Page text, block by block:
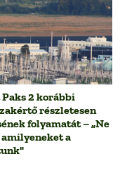
2 korábbi
részletesen
folyamatát – „Ne
a